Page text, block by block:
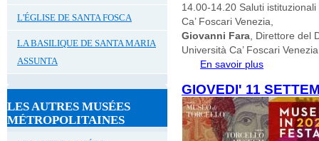
L'ÉGLISE DE SANTA FOSCA
LA BASILIQUE DE SANTA MARIA
ASSUNTA
LES AUTRES MUSÉES
MÉTROPOLITAINES
14.00-14.20 Saluti istituzionali
Ca’ Foscari Venezia,
Giovanni Fara , Direttore del
Università Ca’ Foscari
En savoir plus
GIOVEDI' 11